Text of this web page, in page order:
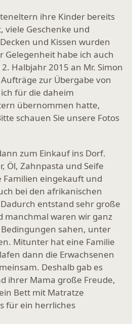
ihre Kinder bereits
viele Geschenke und
und Kissen wurden
Gelegenheit habe ich auch
Halbjahr 2015 an Mr. Simon
zur Übergabe von
für die daheim
übernommen hatte,
schauen Sie unsere Fotos
zum Einkauf ins Dorf.
Öl, Zahnpasta und Seife
eingekauft und
bei den afrikanischen
entstand sehr große
manchmal waren wir ganz
sahen, unter
Mitunter hat eine Familie
dann die Erwachsenen
Deshalb gab es
ihrer Mama große Freude,
Bett mit Matratze
für ein herrliches